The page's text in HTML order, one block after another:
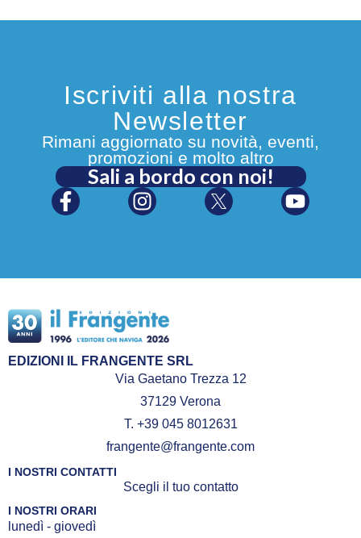
Iscriviti alla nostra
Newsletter
Rimani aggiornato su novità, eventi,
promozioni e molto altro
Sali a bordo con noi!
EDIZIONI IL FRANGENTE SRL
Via Gaetano Trezza 12
37129 Verona
T. +39 045 8012631
frangente@frangente.com
I NOSTRI CONTATTI
Scegli il tuo contatto
I NOSTRI ORARI
lunedì - giovedì